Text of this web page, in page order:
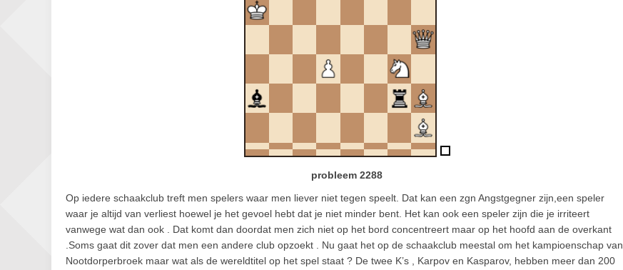
probleem 2288
Op iedere schaakclub treft men spelers waar men liever niet tegen speelt. Dat kan een zgn Angstgegner zijn,een speler
waar je altijd van verliest hoewel je het gevoel hebt dat je niet minder bent. Het kan ook een speler zijn die je irriteert
vanwege wat dan ook . Dat komt dan doordat men zich niet op het bord concentreert maar op het hoofd aan de overkant
.Soms gaat dit zover dat men een andere club opzoekt . Nu gaat het op de schaakclub meestal om het kampioenschap van
Nootdorperbroek maar wat als de wereldtitel op het spel staat ? De twee K’s , Karpov en Kasparov, hebben meer dan 200